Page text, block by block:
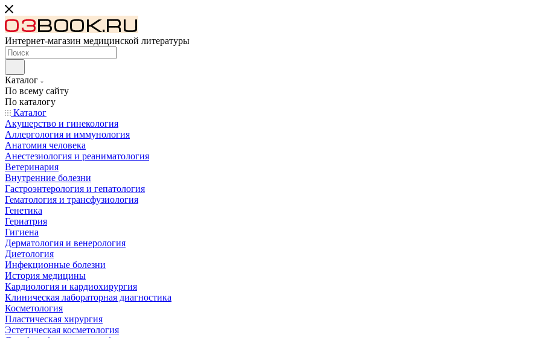
Интернет-магазин медицинской литературы
Каталог
По всему сайту
По каталогу
Каталог
Акушерство и гинекология
Аллергология и иммунология
Анатомия человека
Анестезиология и реаниматология
Ветеринария
Внутренние болезни
Гастроэнтерология и гепатология
Гематология и трансфузиология
Генетика
Гериатрия
Гигиена
Дерматология и венерология
Диетология
Инфекционные болезни
История медицины
Кардиология и кардиохирургия
Клиническая лабораторная диагностика
Косметология
Пластическая хирургия
Эстетическая косметология